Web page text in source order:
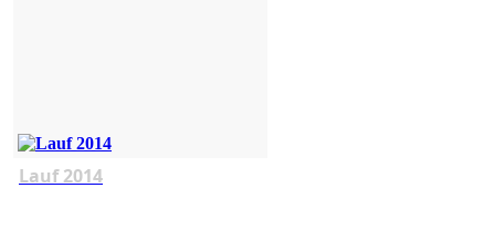
Lauf 2014